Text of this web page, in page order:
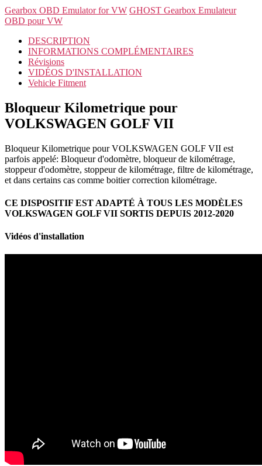
Gearbox OBD Emulator for VW GHOST Gearbox Emulateur
OBD pour VW
DESCRIPTION
INFORMATIONS COMPLÉMENTAIRES
Révisions
VIDÉOS D'INSTALLATION
Vehicle Fitment
Bloqueur Kilometrique pour
VOLKSWAGEN GOLF VII
Bloqueur Kilometrique pour VOLKSWAGEN GOLF VII est
parfois appelé: Bloqueur d'odomètre, bloqueur de kilométrage,
stoppeur d'odomètre, stoppeur de kilométrage, filtre de kilométrage,
et dans certains cas comme boitier correction kilométrage.
CE DISPOSITIF EST ADAPTÉ À TOUS LES MODÈLES
VOLKSWAGEN GOLF VII SORTIS DEPUIS 2012-2020
Vidéos d'installation